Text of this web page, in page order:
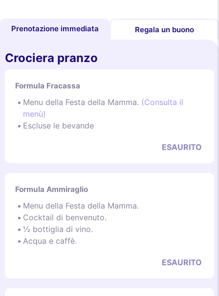
Prenotazione immediata Regala un buono
Crociera pranzo
Formula Fracassa
Menu della Festa della Mamma. (Consulta il
menù)
Escluse le bevande
ESAURITO
Formula Ammiraglio
Menu della Festa della Mamma.
Cocktail di benvenuto.
½ bottiglia di vino.
Acqua e caffè.
ESAURITO